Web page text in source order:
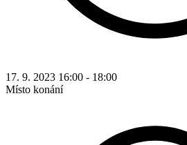
17. 9. 2023 16:00 - 18:00
Místo konání